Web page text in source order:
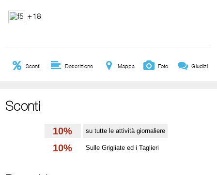
+18
Sconti Descrizione Mappa Foto Giudizi
Sconti
10% su tutte le attività giornaliere
10% Sulle Grigliate ed i Taglieri